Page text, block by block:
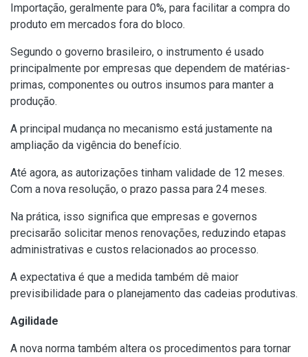
Importação, geralmente para 0%, para facilitar a compra do
produto em mercados fora do bloco.
Segundo o governo brasileiro, o instrumento é usado
principalmente por empresas que dependem de matérias-
primas, componentes ou outros insumos para manter a
produção.
A principal mudança no mecanismo está justamente na
ampliação da vigência do benefício.
Até agora, as autorizações tinham validade de 12 meses.
Com a nova resolução, o prazo passa para 24 meses.
Na prática, isso significa que empresas e governos
precisarão solicitar menos renovações, reduzindo etapas
administrativas e custos relacionados ao processo.
A expectativa é que a medida também dê maior
previsibilidade para o planejamento das cadeias produtivas.
Agilidade
A nova norma também altera os procedimentos para tornar